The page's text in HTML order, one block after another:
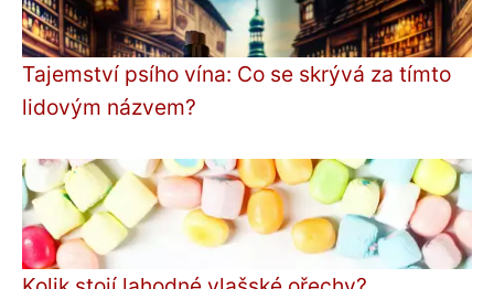
Tajemství psího vína: Co se skrývá za tímto
lidovým názvem?